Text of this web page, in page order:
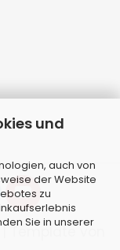
und
auch von
der Website
zu
Sie in unserer
von